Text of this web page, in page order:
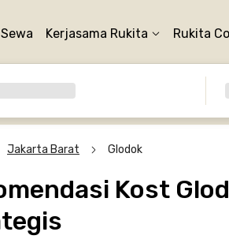
Sewa Kerjasama Rukita Rukita
Jakarta Barat Glodok
Kost